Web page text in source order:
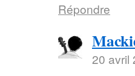
Répondre
20 avril